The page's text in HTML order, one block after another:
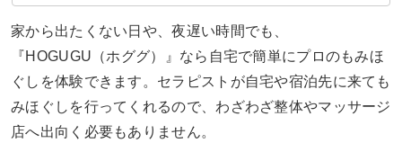
家から出たくない日や、夜遅い時間でも、
『HOGUGU（ホググ）』なら自宅で簡単にプロのもみほ
ぐしを体験できます。セラピストが自宅や宿泊先に来ても
みほぐしを行ってくれるので、わざわざ整体やマッサージ
店へ出向く必要もありません。